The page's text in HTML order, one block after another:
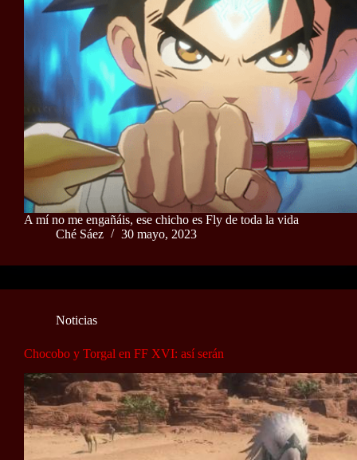
A mí no me engañáis, ese chicho es Fly de toda la vida
Ché Sáez
30 mayo, 2023
Noticias
Chocobo y Torgal en FF XVI: así serán